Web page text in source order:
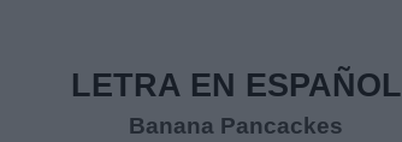
LETRA EN ESPAÑOL
Banana Pancackes